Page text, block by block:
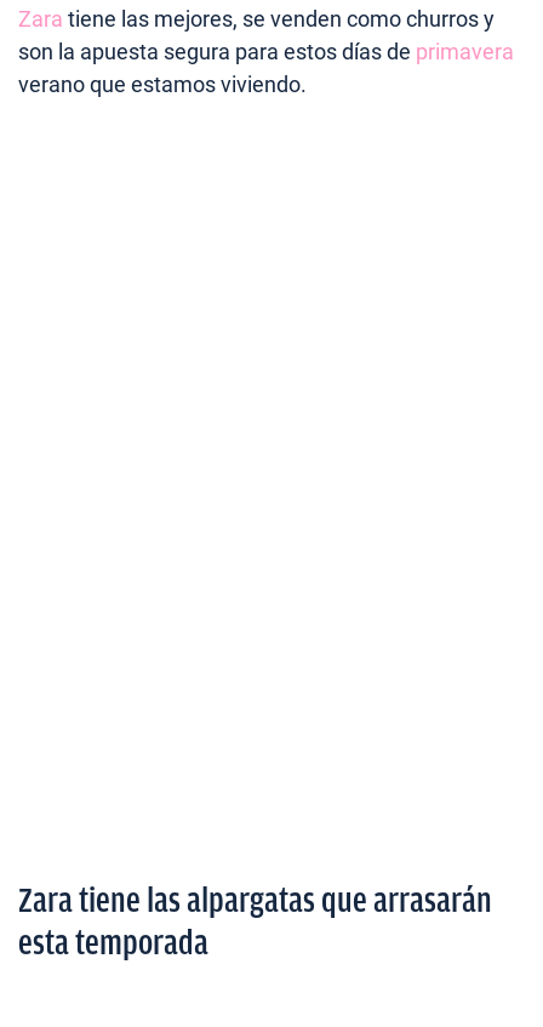
Zara tiene las mejores, se venden como churros y
son la apuesta segura para estos días de primavera
verano que estamos viviendo.
Zara tiene las alpargatas que arrasarán
esta temporada